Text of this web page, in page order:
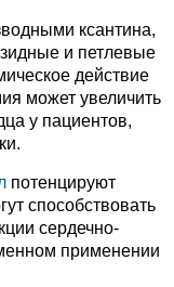
ксантина,
и петлевые
действие
может увеличить
у пациентов,
потенцируют
способствовать
сердечно-
применении